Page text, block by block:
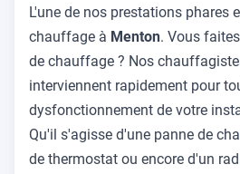
L'une de nos prestations phares
chauffage à Menton. Vous
de chauffage ? Nos
interviennent rapidement pour
dysfonctionnement de votre
Qu'il s'agisse d'une panne de
de thermostat ou encore d'un